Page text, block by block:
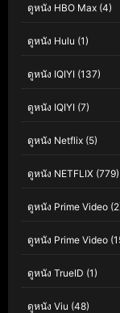
ดูหนัง HBO Max (4)
ดูหนัง Hulu (1)
ดูหนัง IQIYI (137)
ดูหนัง IQIYI (7)
ดูหนัง Netflix (5)
ดูหนัง NETFLIX (779)
ดูหนัง Prime Video
ดูหนัง Prime Video
ดูหนัง TrueID (1)
ดูหนัง Viu (48)